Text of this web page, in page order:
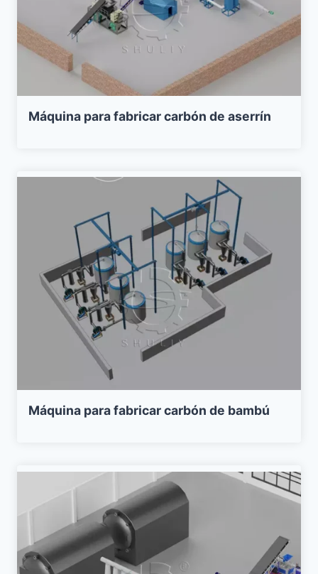
Máquina para fabricar carbón de aserrín
Máquina para fabricar carbón de bambú